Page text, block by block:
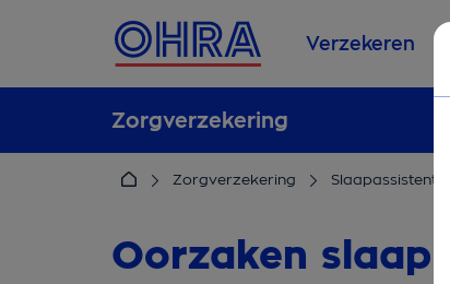
Verzekeren
Zorgverzekering
Zorgverzekering Slaapassistent
Oorzaken